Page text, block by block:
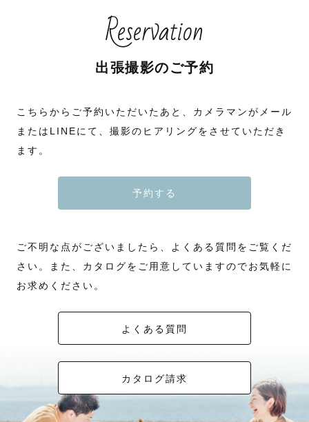
Reservation
出張撮影のご予約
こちらからご予約いただいたあと、カメラマンがメール
またはLINEにて、撮影のヒアリングをさせていただき
ます。
予約する
ご不明な点がございましたら、よくある質問をご覧くだ
さい。また、カタログをご用意していますのでお気軽に
お求めください。
よくある質問
カタログ請求